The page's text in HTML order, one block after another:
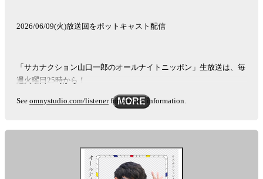
2026/06/09(火)放送回をポットキャスト配信
「サカナクション山口一郎のオールナイトニッポン」生放送は、毎
週火曜日25時から！
See omnystudio.com/listenerfor privacy information.
MORE